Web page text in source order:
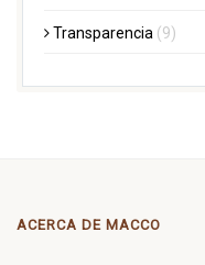
Transparencia (9)
ACERCA DE MACCO